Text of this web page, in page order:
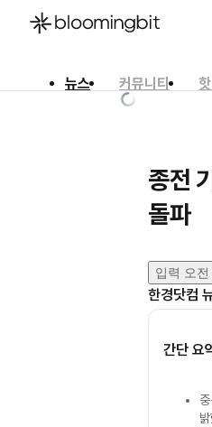
뉴스 커뮤니티
종전
돌파
입력 오
한경닷컴
간단 요